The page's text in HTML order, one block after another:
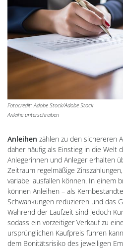
Fotocredit: Adobe Stock/Adobe Stock
Anleihe unterschreiben
Anleihen zählen zu den sichereren
daher häufig als Einstieg in die Welt
Anlegerinnen und Anleger erhalten
Zeitraum regelmäßige
variabel ausfallen können. In einem
können Anleihen – als
Schwankungen reduzieren und das
Während der Laufzeit sind jedoch
sodass ein vorzeitiger Verkauf zu
ursprünglichen Kaufpreis führen
dem Bonitätsrisiko des jeweiligen